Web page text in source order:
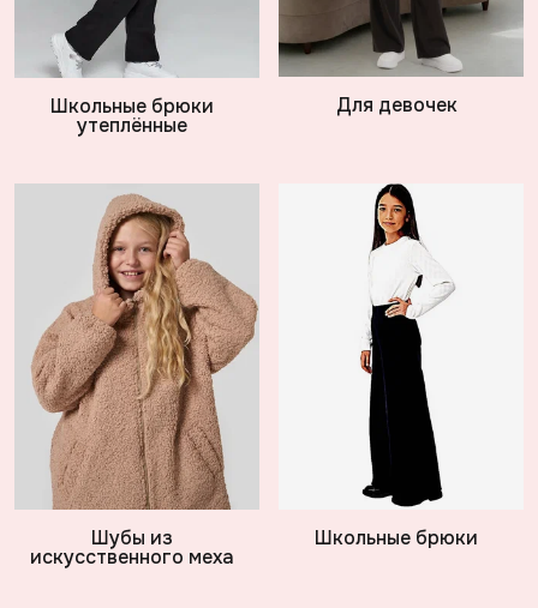
Школьные брюки
утеплённые
Для девочек
Шубы из
искусственного меха
Школьные брюки